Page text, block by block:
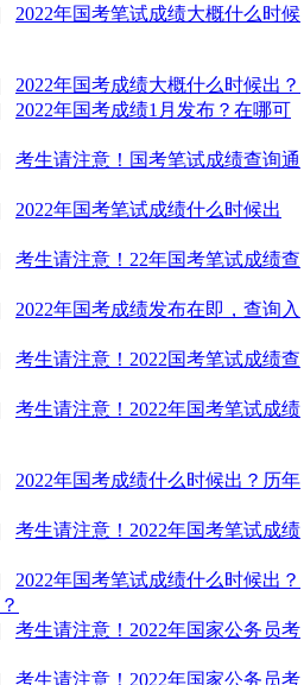
2022年国考笔试成绩大概什么时候
2022年国考成绩大概什么时候出？
2022年国考成绩1月发布？在哪可
考生请注意！国考笔试成绩查询通
2022年国考笔试成绩什么时候出
考生请注意！22年国考笔试成绩查
2022年国考成绩发布在即，查询入
考生请注意！2022国考笔试成绩查
考生请注意！2022年国考笔试成绩
2022年国考成绩什么时候出？历年
考生请注意！2022年国考笔试成绩
2022年国考笔试成绩什么时候出？
考生请注意！2022年国家公务员考
考生请注意！2022年国家公务员考